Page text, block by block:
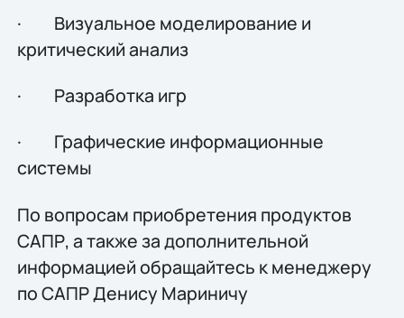
· Визуальное моделирование и
критический анализ
· Разработка игр
· Графические информационные
системы
По вопросам приобретения продуктов
САПР, а также за дополнительной
информацией обращайтесь к менеджеру
по САПР Денису Мариничу